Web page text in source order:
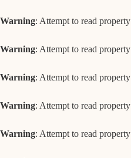
Warning: Attempt to read
Warning: Attempt to read
Warning: Attempt to read
Warning: Attempt to read
Warning: Attempt to read
Zum Inhalt springen